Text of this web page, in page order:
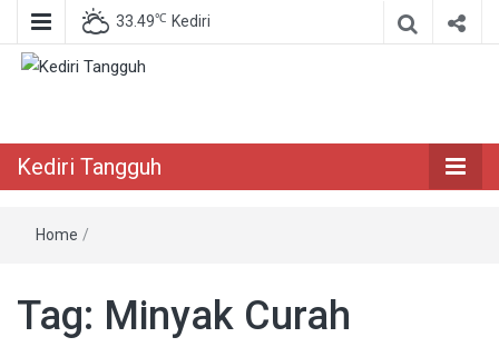
33.49℃ Kediri
Kediri Tangguh
Home /
Tag: Minyak Curah